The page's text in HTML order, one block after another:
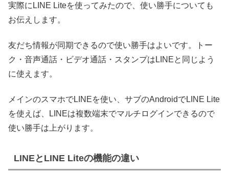
実際にLINE Liteを使ってみたので、使い勝手についても
お伝えします。
友だち情報が同期できるので使い勝手はよいです。トー
ク・音声通話・ビデオ通話・スタンプはLINEと同じよう
に使えます。
メインのスマホでLINEを使い、サブのAndroidでLINE Lite
を使えば、LINEは複数端末でマルチログインできるので
使い勝手は上がります。
LINEとLINE Liteの機能の違い